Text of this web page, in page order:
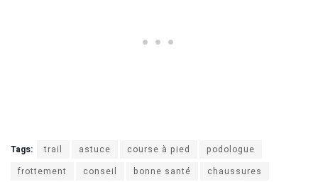
Tags: trail astuce course à pied
podologue
frottement
conseil bonne santé
chaussures